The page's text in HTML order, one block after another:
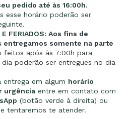
pedido até às 16:00h.
esse horário poderão ser
FERIADOS: Aos fins de
entregamos somente na parte
feitos após às 7:00h para
poderão ser entregues no dia
entrega em algum horário
urgênciaentre em contato com
(botão verde à direita) ou
tentaremos te atender.